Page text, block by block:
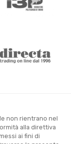
non rientrano nel
alla direttiva
ai fini di